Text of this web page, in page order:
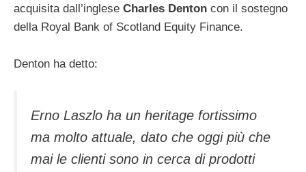
acquisita dall’inglese Charles Denton con il sostegno
della Royal Bank of Scotland Equity Finance.
Denton ha detto:
Erno Laszlo ha un heritage fortissimo
ma molto attuale, dato che oggi più che
mai le clienti sono in cerca di prodotti